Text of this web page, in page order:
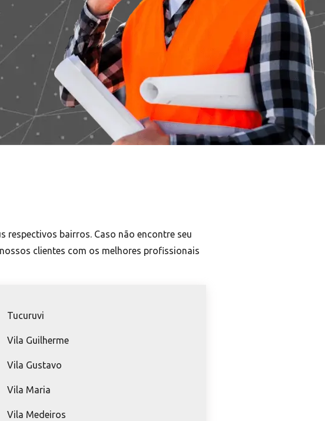
respectivos bairros. Caso não encontre seu
clientes com os melhores profissionais
Tucuruvi
Vila Guilherme
Vila Gustavo
Vila Maria
Vila Medeiros